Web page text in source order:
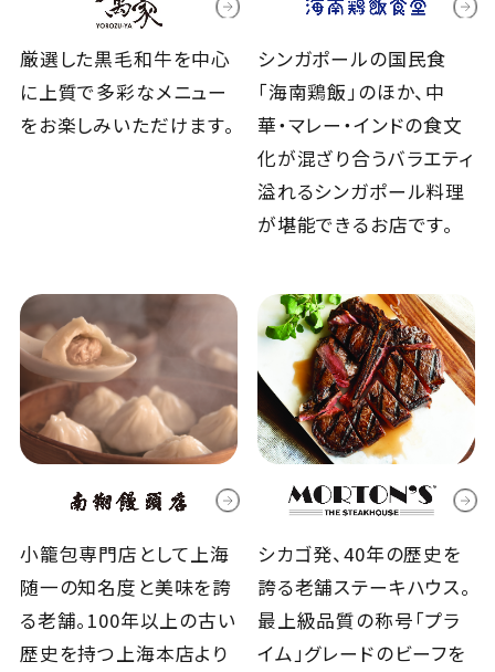
厳選した黒毛和牛を中心
に上質で多彩なメニュー
をお楽しみいただけます。
シンガポールの国民食
「海南鶏飯」のほか、中
華・マレー・インドの食文
化が混ざり合うバラエティ
溢れるシンガポール料理
が堪能できるお店です。
小籠包専門店として上海
随一の知名度と美味を誇
る老舗。100年以上の古い
歴史を持つ上海本店より
シカゴ発、40年の歴史を
誇る老舗ステーキハウス。
最上級品質の称号「プラ
イム」グレードのビーフを